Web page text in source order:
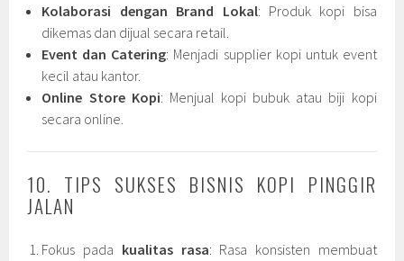
Kolaborasi dengan Brand Lokal: Produk kopi bisa
dikemas dan dijual secara retail.
Event dan Catering: Menjadi supplier kopi untuk event
kecil atau kantor.
Online Store Kopi: Menjual kopi bubuk atau biji kopi
secara online.
10. TIPS SUKSES BISNIS KOPI PINGGIR
JALAN
Fokus pada kualitas rasa: Rasa konsisten membuat